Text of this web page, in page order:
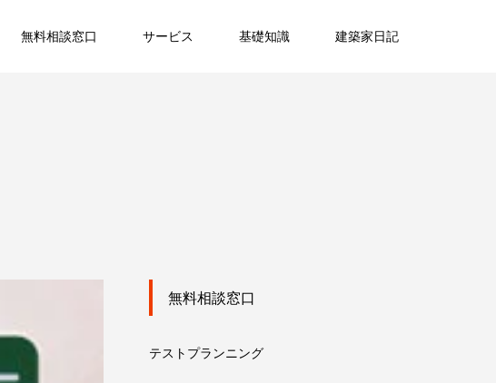
無料相談窓口 サービス 基礎知識 建築家日記
無料相談窓口
テストプランニング